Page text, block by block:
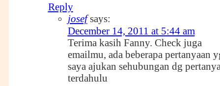
Reply
josef says:
December 14, 2011 at 5:44 am
Terima kasih Fanny. Check juga
emailmu, ada beberapa pertanyaan
saya ajukan sehubungan dg
terdahulu